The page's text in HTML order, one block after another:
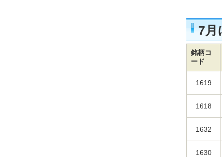
7月
銘柄コ
ード
1619
1618
1632
1630